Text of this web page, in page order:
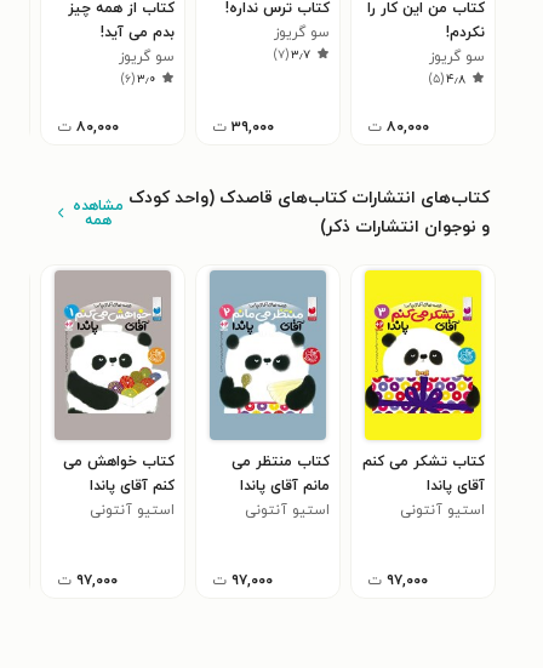
کتاب من این کار را
نکردم!
سو گریوز
۴٫۸(۵)
۸۰,۰۰۰ ت
کتاب ترس نداره!
سو گریوز
۳٫۷(۷)
۳۹,۰۰۰ ت
کتاب از همه چیز
بدم می آید!
سو گریوز
۳٫۰(۶)
۸۰,۰۰۰ ت
کتاب‌های انتشارات کتاب‌های قاصدک (واحد کودک
و نوجوان انتشارات ذکر)
مشاهده
همه
کتاب تشکر می‌ کنم
آقای پاندا
استیو آنتونی
۹۷,۰۰۰ ت
کتاب منتظر می‌
مانم آقای پاندا
استیو آنتونی
۹۷,۰۰۰ ت
کتاب خواهش می‌
کنم آقای پاندا
استیو آنتونی
۹۷,۰۰۰ ت